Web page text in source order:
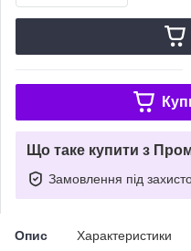
Що таке купити з
Замовлення під
Опис Характеристики